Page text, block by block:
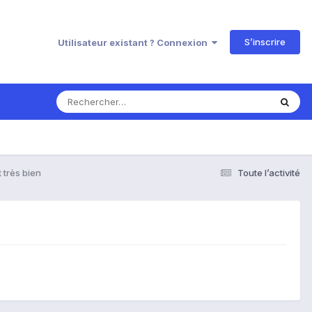
Utilisateur existant ? Connexion S’inscrire
Toute l’activité
très bien